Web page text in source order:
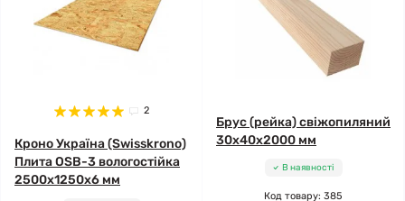
2
Кроно Україна (Swisskrono)
Плита OSB-3 вологостійка
2500x1250x6 мм
Брус (рейка) свіжопиляний
30x40x2000 мм
В наявності
Код товару: 385